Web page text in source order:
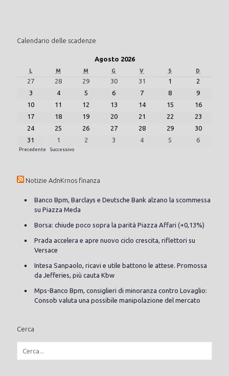
Calendario delle scadenze
Agosto 2026
L M M G V S D
27 28 29 30 31 1
2
3
4 5 6 7 8
9
10
11 12 13 14 15
16
17
18 19 20 21 22
23
24
25 26 27 28 29
30
31
1 2 3 4 5 6
Precedente Successivo
Notizie AdnKrnos finanza
Banco Bpm, Barclays e Deutsche Bank alzano la scommessa
su Piazza Meda
Borsa: chiude poco sopra la parità Piazza Affari (+0,13%)
Prada accelera e apre nuovo ciclo crescita, riflettori su
Versace
Intesa Sanpaolo, ricavi e utile battono le attese. Promossa
da Jefferies, più cauta Kbw
Mps-Banco Bpm, consiglieri di minoranza contro Lovaglio:
Consob valuta una possibile manipolazione del mercato
Cerca